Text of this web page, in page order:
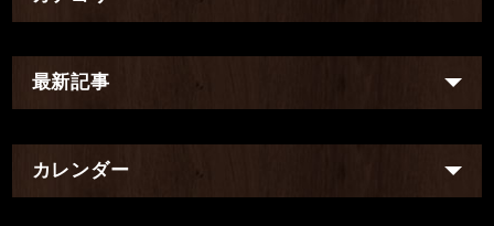
最新記事
カレンダー